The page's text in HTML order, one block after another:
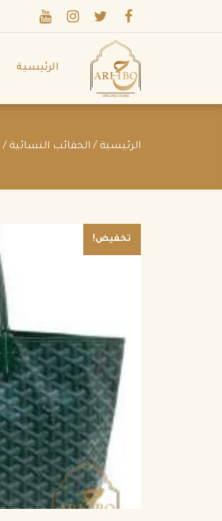
الرئيسية
الرئيسية / الحقائب النسائية /
تخفيض!
الكمية